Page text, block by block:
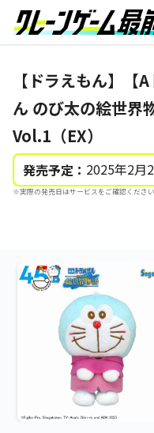
【ドラえもん】【
ん のび太の絵世
Vol.1（EX）
発売予定： 2025年2月
※実際の発売日はサービスをご確認ください